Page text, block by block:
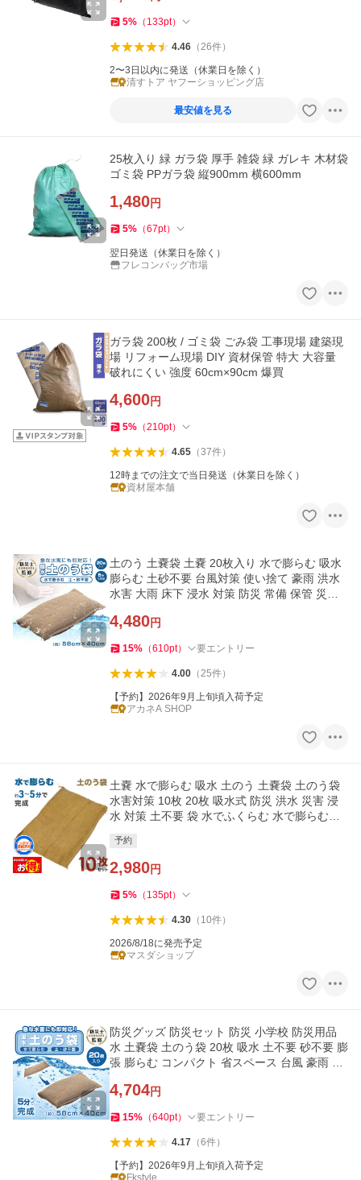
5% （ 133pt）
4.46（26件）
2〜3日以内に発送（休業日を除く）
清すトア ヤフーショッピング店
最安値を見る
25枚入り 緑 ガラ袋 厚手 雑袋 緑 ガレキ 木材袋
ゴミ袋 PPガラ袋 縦900mm 横600mm
1,480円
5% （67pt）
翌日発送（休業日を除く）
フレコンバッグ市場
ガラ袋 200枚 / ゴミ袋 ごみ袋 工事現場 建築現
場 リフォーム現場 DIY 資材保管 特大 大容量
破れにくい 強度 60cm×90cm 爆買
4,600円
5% （210pt）
4.65（37件）
12時までの注文で当日発送（休業日を除く）
資材屋本舗
土のう 土嚢袋 土嚢 20枚入り 水で膨らむ 吸水
膨らむ 土砂不要 台風対策 使い捨て 豪雨 洪水
水害 大雨 床下 浸水 対策 防災 常備 保管 災害
4,480円
15% （610pt） 要エントリー
4.00（25件）
【予約】2026年9月上旬頃入荷予定
アカネA SHOP
土嚢 水で膨らむ 吸水 土のう 土嚢袋 土のう袋
水害対策 10枚 20枚 吸水式 防災 洪水 災害 浸
水 対策 土不要 袋 水でふくらむ 水で膨らむ土
予約
2,980円
5% （ 135pt）
4.30（ 10件）
2026/8/18に発売予定
マスダショップ
防災グッズ 防災セット 防災 小学校 防災用品
水 土嚢袋 土のう袋 20枚 吸水 土不要 砂不要 膨
張 膨らむ コンパクト 省スペース 台風 豪雨 洪
4,704円
15% （640pt） 要エントリー
4.17（6件）
【予約】2026年9月上旬頃入荷予定
Fkstyle